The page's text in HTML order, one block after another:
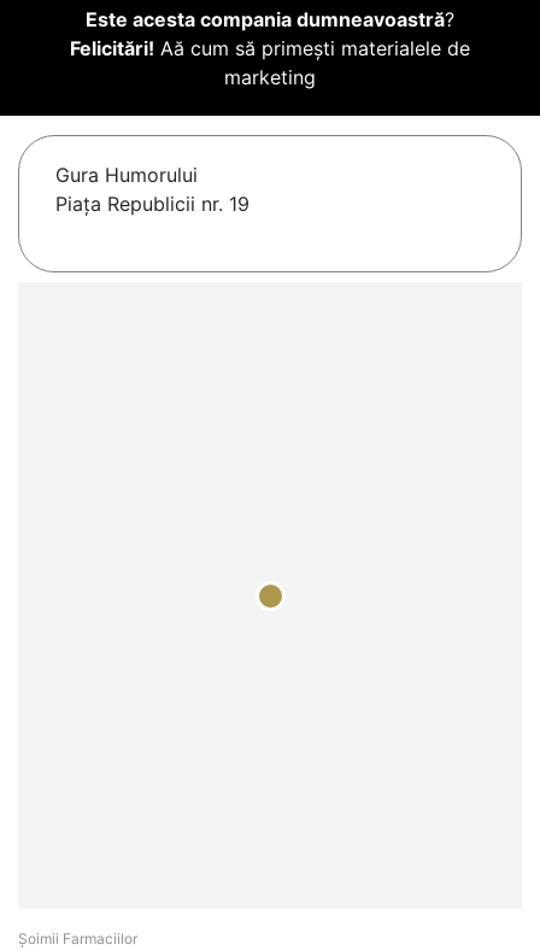
Este acesta compania dumneavoastră?
Felicitări! Aă cum să primești materialele de
marketing
Gura Humorului
Piața Republicii nr. 19
Şoimii Farmaciilor